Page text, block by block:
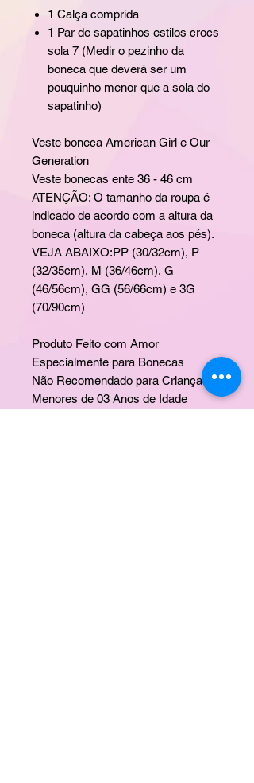
1 Calça comprida
1 Par de sapatinhos estilos crocs
sola 7 (Medir o pezinho da
boneca que deverá ser um
pouquinho menor que a sola do
sapatinho)
Veste boneca American Girl e Our
Generation
Veste bonecas ente 36 - 46 cm
ATENÇÃO: O tamanho da roupa é
indicado de acordo com a altura da
boneca (altura da cabeça aos pés).
VEJA ABAIXO:PP (30/32cm), P
(32/35cm), M (36/46cm), G
(46/56cm), GG (56/66cm) e 3G
(70/90cm)
Produto Feito com Amor
Especialmente para Bonecas
Não Recomendado para Crianças
Menores de 03 Anos de Idade